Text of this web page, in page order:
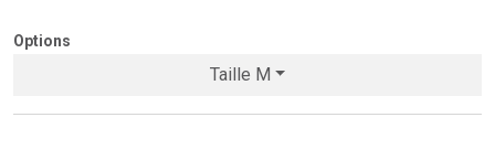
Options
Taille M